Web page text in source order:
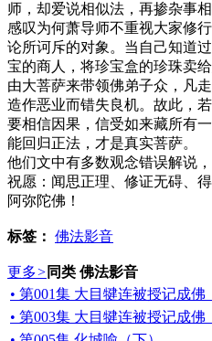
师，却爱说相似法，再掺杂事
感叹为何萧导师不重视大家修
论所诃斥的对象。当自己知道
宝的商人，将珍宝盒的珍珠卖
由大菩萨来带领佛弟子众，凡
造作恶业而错失良机。故此，
要相信因果，信受如来藏所有
能回归正法，才是真实菩萨。
他们文中有多数观念错误解说
祝愿：闻思正理、修证无碍、得
阿弥陀佛！
标签： 佛法影音
更多> 同类 佛法影音
• 第001集 大目犍连被授记成佛
• 第003集 大目犍连被授记成佛